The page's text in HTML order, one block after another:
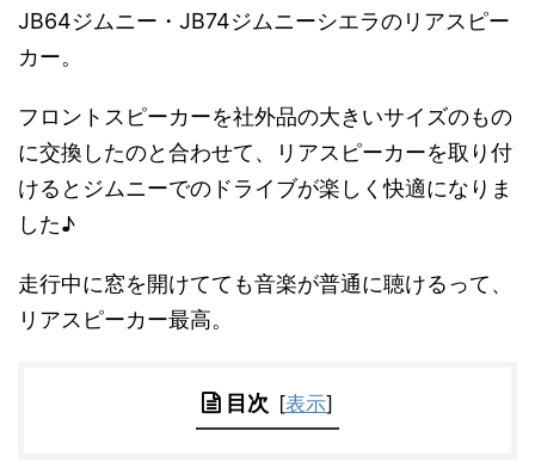
JB64ジムニー・JB74ジムニーシエラのリアスピー
カー。
フロントスピーカーを社外品の大きいサイズのもの
に交換したのと合わせて、リアスピーカーを取り付
けるとジムニーでのドライブが楽しく快適になりま
した♪
走行中に窓を開けてても音楽が普通に聴けるって、
リアスピーカー最高。
目次 [表示]